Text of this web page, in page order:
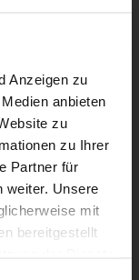
Anzeigen zu
anbieten
zu
zu Ihrer
Partner für
weiter. Unsere
mit
bereitgestellt
erklärt auf
In